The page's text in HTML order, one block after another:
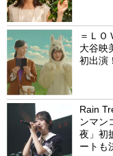
＝ＬＯ
大谷映
初出演！
Rain
ンマン
夜」初
ートも